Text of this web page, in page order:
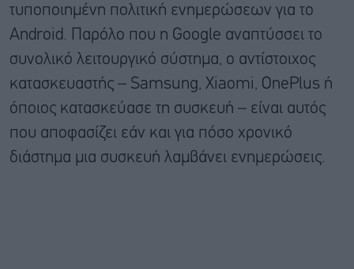
τυποποιημένη πολιτική ενημερώσεων για το
Android. Παρόλο που η Google αναπτύσσει το
συνολικό λειτουργικό σύστημα, ο αντίστοιχος
κατασκευαστής – Samsung, Xiaomi, OnePlus ή
όποιος κατασκεύασε τη συσκευή – είναι αυτός
που αποφασίζει εάν και για πόσο χρονικό
διάστημα μια συσκευή λαμβάνει ενημερώσεις.